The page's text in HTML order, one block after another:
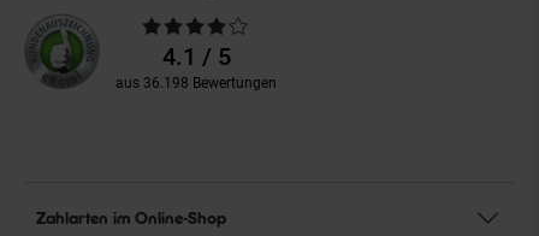
Durchschnittliche
Bewertungen4.1 / 5
aus 36.198 Bewertungen
Zahlarten im Online-Shop